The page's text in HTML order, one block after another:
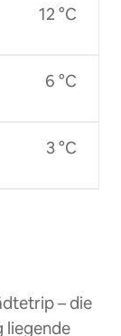
12 °C
6 °C
3 °C
– die
liegende